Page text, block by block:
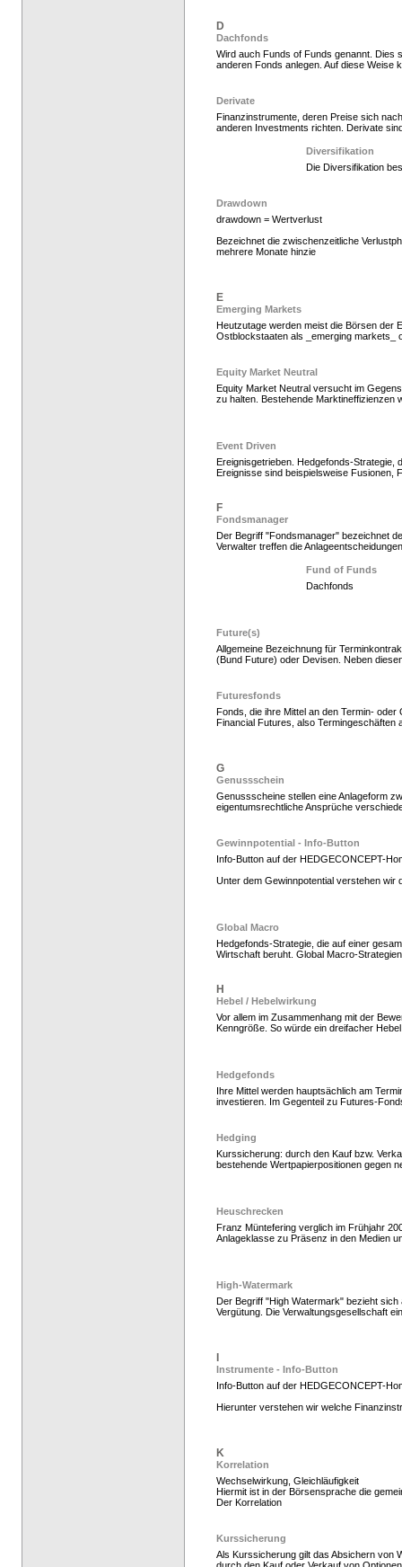
D
Dachfonds
Wird auch Funds of Funds genannt. Dies
anderen Fonds anlegen. Auf diese Weise
Derivate
Finanzinstrumente, deren Preise sich
anderen Investments richten. Derivate
Diversifikation
Die Diversifikation
Drawdown
drawdown = Wertverlust
Bezeichnet die zwischenzeitliche
mehrere Monate hinzie
E
Emerging Markets
Heutzutage werden meist die Börsen der
Ostblockstaaten als _emerging markets_
Equity Market Neutral
Equity Market Neutral versucht im
zu halten. Bestehende Marktineffizienzen
Event Driven
Ereignisgetrieben. Hedgefonds-Strategie,
Ereignisse sind beispielsweise Fusionen,
F
Fondsmanager
Der Begriff "Fondsmanager" bezeichnet
Verwalter treffen die
Fund of Funds
Dachfonds
Future(s)
Allgemeine Bezeichnung für
(Bund Future) oder Devisen. Neben
Futuresfonds
Fonds, die ihre Mittel an den Termin-
Financial Futures, also Termingeschäften
G
Genussschein
Genussscheine stellen eine Anlageform
eigentumsrechtliche Ansprüche
Gewinnpotential - Info-Button
Info-Button auf der HEDGECONCEPT-
Unter dem Gewinnpotential verstehen wir
Global Macro
Hedgefonds-Strategie, die auf einer
Wirtschaft beruht. Global Macro-
H
Hebel / Hebelwirkung
Vor allem im Zusammenhang mit der
Kenngröße. So würde ein dreifacher
Hedgefonds
Ihre Mittel werden hauptsächlich am
investieren. Im Gegenteil zu Futures-
Hedging
Kurssicherung: durch den Kauf bzw.
bestehende Wertpapierpositionen gegen
Heuschrecken
Franz Müntefering verglich im Frühjahr
Anlageklasse zu Präsenz in den Medien
High-Watermark
Der Begriff "High Watermark" bezieht
Vergütung. Die Verwaltungsgesellschaft
Instrumente - Info-Button
Info-Button auf der HEDGECONCEPT-
Hierunter verstehen wir welche
K
Korrelation
Wechselwirkung, Gleichläufigkeit
Hiermit ist in der Börsensprache die
Der Korrelation
Kurssicherung
Als Kurssicherung gilt das Absichern von